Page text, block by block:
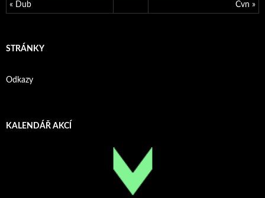
« Dub Čvn »
STRÁNKY
Odkazy
KALENDÁŘ AKCÍ